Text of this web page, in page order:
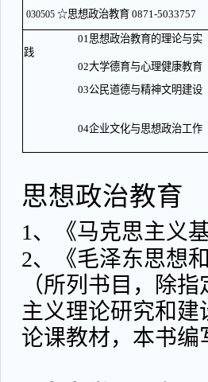
030505 ☆思想政治教育 0871-5033757
01思想政治教育的理论与实
践
02大学德育与心理健康教育
03公民道德与精神文明建设
04企业文化与思想政治工作
思想政治教育
1、《马克思主义
2、《毛泽东思想
（所列书目，除
主义理论研究和
论课教材，本书编